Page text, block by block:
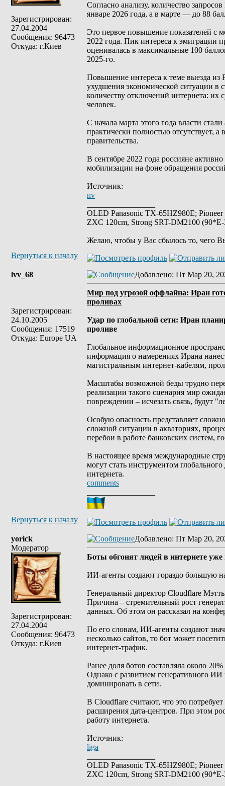
Зарегистрирован:
27.04.2004
Сообщения: 96473
Откуда: г.Киев
Согласно анализу, количество
январе 2026 года, а в марте — до 88
Это первое повышение показателей с
2022 года. Пик интереса к эмиграции
оценивалась в максимальные 100
2025-го.
Повышение интереса к теме выезда
ухудшения экономической ситуации в
количеству отключений интернета: их
человек.
С начала марта этого года власти
практически полностью отсутствует, а
правительства.
В сентябре 2022 года россияне
мобилизации на фоне обращения
Источник:
nv
OLED Panasonic TX-65HZ980E;
ZXC 120cm, Strong SRT-DM2100
Желаю, чтобы у Вас сбылось то, чего
Вернуться к началу
lvv_68
Зарегистрирован:
24.10.2005
Сообщения: 17519
Откуда: Europe UA
Добавлено: Пт Мар 20,
Мир под угрозой оффлайна: Иран
проливах
Удар по глобальной сети: Иран
проливе
Глобальное информационное
информация о намерениях Ирана
магистральным интернет-кабелям,
Масштабы возможной беды трудно
реализации такого сценария мир
повреждении – исчезать связь, будут
Особую опасность представляет
сложной ситуации в акваториях,
перебои в работе банковских систем,
В настоящее время международные
могут стать инструментом
интернета.
comments
Вернуться к началу
yorick
Модератор
Зарегистрирован:
27.04.2004
Сообщения: 96473
Откуда: г.Киев
Добавлено: Пт Мар 20,
Боты обгонят людей в интернете уже
ИИ-агенты создают гораздо большую
Генеральный директор Cloudflare
Причина – стремительный рост
данных. Об этом он рассказал на
По его словам, ИИ-агенты создают
несколько сайтов, то бот может
интернет-трафик.
Ранее доля ботов составляла около
Однако с развитием генеративного ИИ
доминировать в сети.
В Cloudflare считают, что это
расширения дата-центров. При этом
работу интернета.
Источник:
liga
OLED Panasonic TX-65HZ980E;
ZXC 120cm, Strong SRT-DM2100